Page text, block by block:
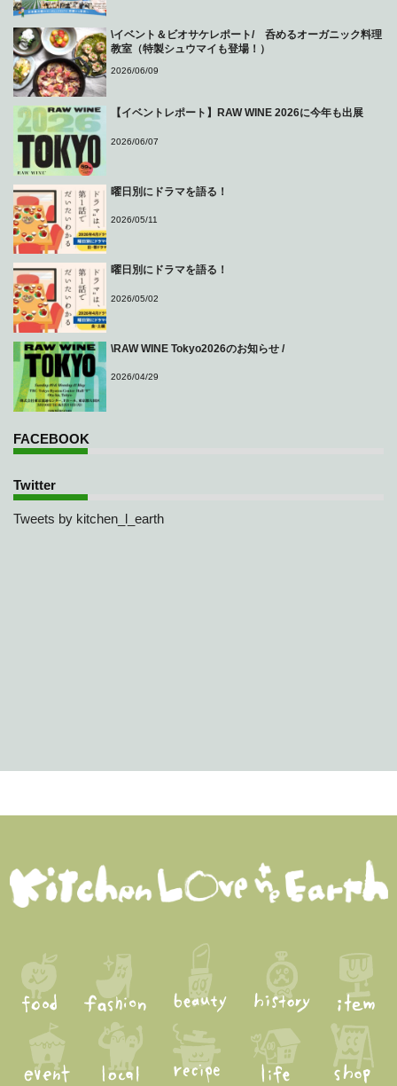
\イベント＆ビオサケレポート/ 呑めるオーガニック料理
教室（特製シュウマイも登場！）
2026/06/09
【イベントレポート】RAW WINE 2026に今年も出展
2026/06/07
曜日別にドラマを語る！
2026/05/11
曜日別にドラマを語る！
2026/05/02
\RAW WINE Tokyo2026のお知らせ /
2026/04/29
FACEBOOK
Twitter
Tweets by kitchen_l_earth